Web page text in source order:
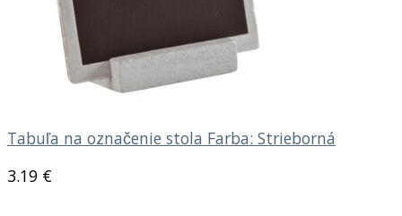
Tabuľa na označenie stola Farba: Strieborná
3.19 €